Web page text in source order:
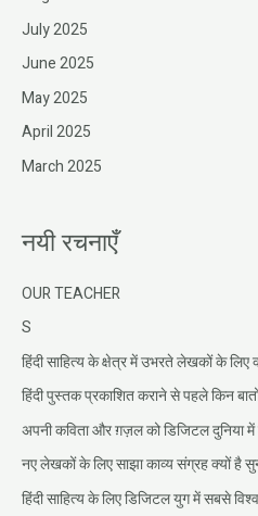
July 2025
June 2025
May 2025
April 2025
March 2025
नयी रचनाएँ
OUR TEACHER
S
हिंदी साहित्य के क्षेत्र में उभरते लेखकों के लिए
हिंदी पुस्तक प्रकाशित कराने से पहले किन
अपनी कविता और ग़ज़ल को डिजिटल दुनिया
नए लेखकों के लिए साझा काव्य संग्रह क्यों है
हिंदी साहित्य के लिए डिजिटल युग में सबसे